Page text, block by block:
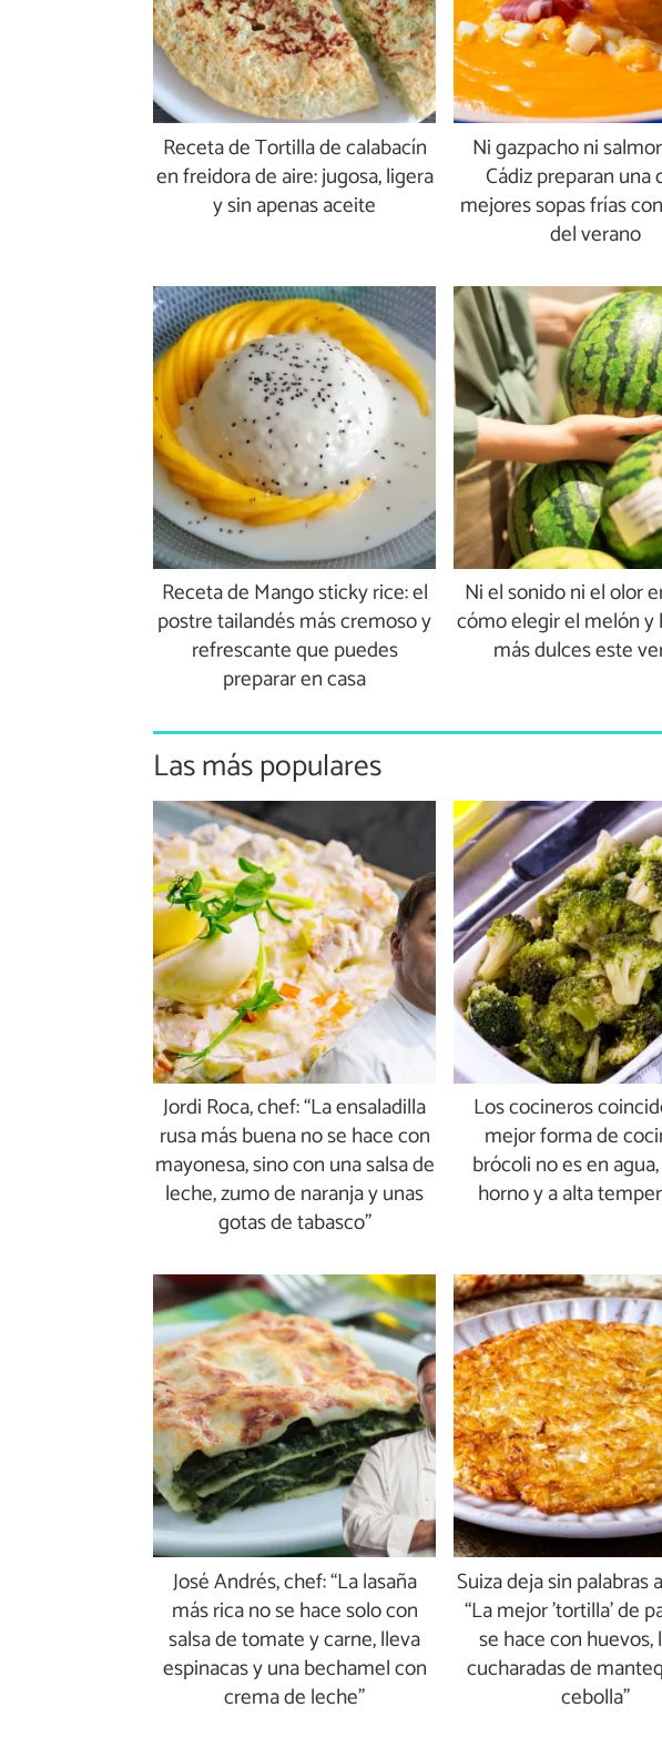
Receta de Tortilla de calabacín
en freidora de aire: jugosa, ligera
y sin apenas aceite
Ni gazpacho ni
Cádiz preparan una
mejores sopas frías
del verano
Receta de Mango sticky rice: el
postre tailandés más cremoso y
refrescante que puedes
preparar en casa
Ni el sonido ni el olor
cómo elegir el melón y
más dulces este
Las más populares
Jordi Roca, chef: “La ensaladilla
rusa más buena no se hace con
mayonesa, sino con una salsa de
leche, zumo de naranja y unas
gotas de tabasco”
Los cocineros
mejor forma de
brócoli no es en
horno y a alta
José Andrés, chef: “La lasaña
más rica no se hace solo con
salsa de tomate y carne, lleva
espinacas y una bechamel con
crema de leche”
Suiza deja sin palabras
“La mejor 'tortilla' de
se hace con huevos,
cucharadas de
cebolla”